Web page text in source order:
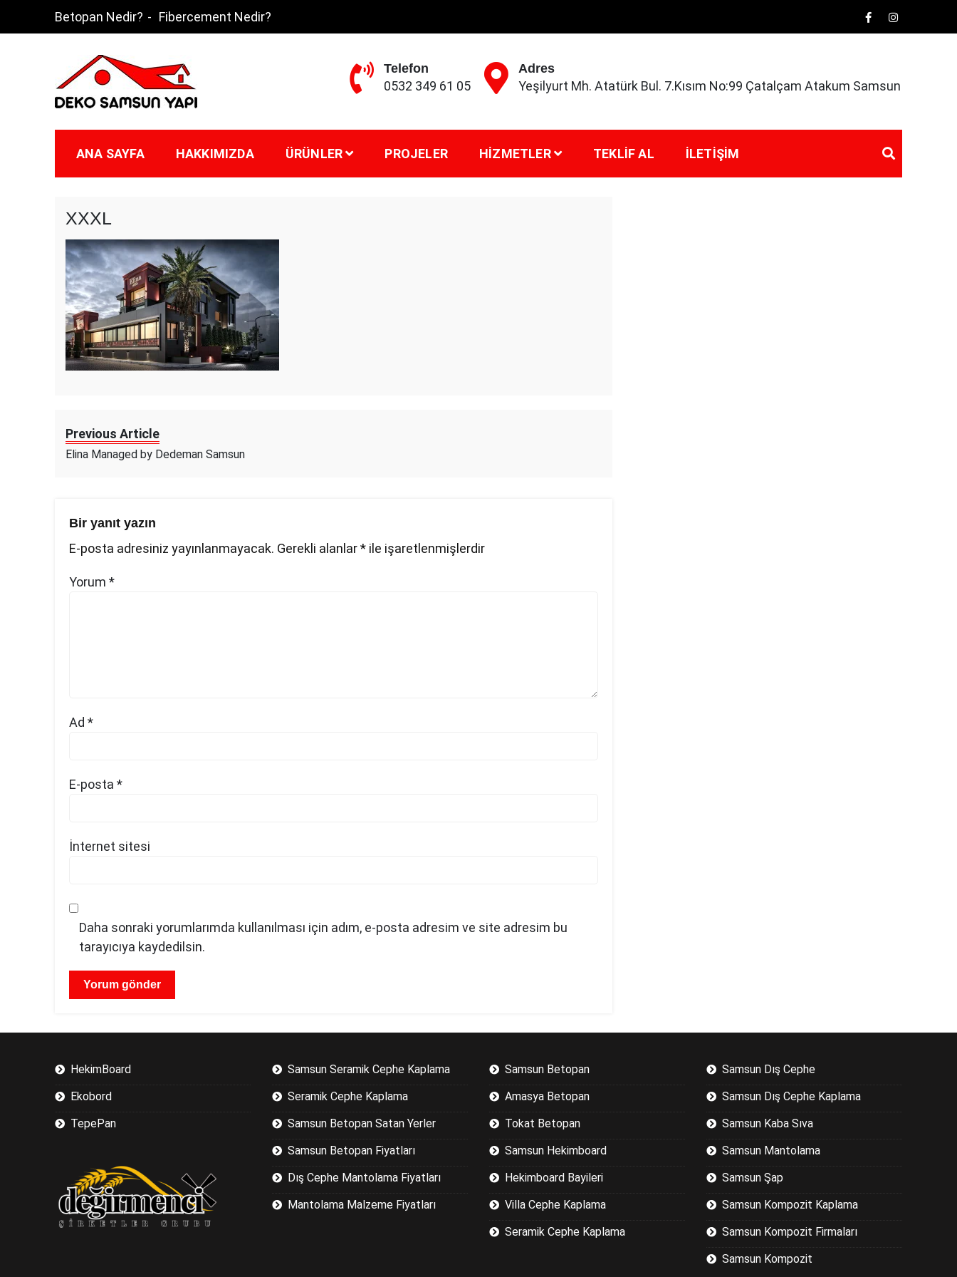
Betopan Nedir? Fibercement Nedir?
Deko Samsun
Telefon
0532 349 61 05
Adres
Yeşilyurt Mh. Atatürk Bul. 7.Kısım No:99 Çatalçam Atakum Samsun
ANA SAYFA HAKKIMIZDA ÜRÜNLER PROJELER HIZMETLER TEKLIF AL İLETIŞIM
XXXL
Previous Article
Elina Managed by Dedeman Samsun
Bir yanıt yazın
E-posta adresiniz yayınlanmayacak. Gerekli alanlar* ile işaretlenmişlerdir
Yorum *
Ad *
E-posta *
İnternet sitesi
Daha sonraki yorumlarımda kullanılması için adım, e-posta adresim ve site adresim bu
tarayıcıya kaydedilsin.
HekimBoard
Ekobord
TepePan
Samsun Seramik Cephe Kaplama
Seramik Cephe Kaplama
Samsun Betopan Satan Yerler
Samsun Betopan Fiyatları
Dış Cephe Mantolama Fiyatları
Mantolama Malzeme Fiyatları
Samsun Betopan
Amasya Betopan
Tokat Betopan
Samsun Hekimboard
Hekimboard Bayileri
Villa Cephe Kaplama
Seramik Cephe Kaplama
Samsun Dış Cephe
Samsun Dış Cephe Kaplama
Samsun Kaba Sıva
Samsun Mantolama
Samsun Şap
Samsun Kompozit Kaplama
Samsun Kompozit Firmaları
Samsun Kompozit